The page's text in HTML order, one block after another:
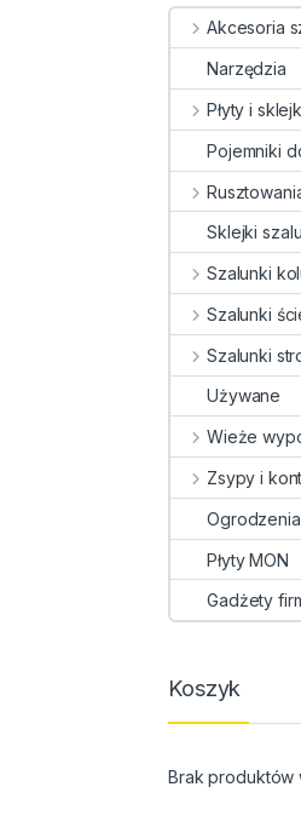
Akcesoria
Narzędzia
Płyty i
Pojemniki
Sklejki
Szalunki
Szalunki
Szalunki
Używane
Wieże
Zsypy i
Płyty MON
Gadżety
Koszyk
Brak produktów